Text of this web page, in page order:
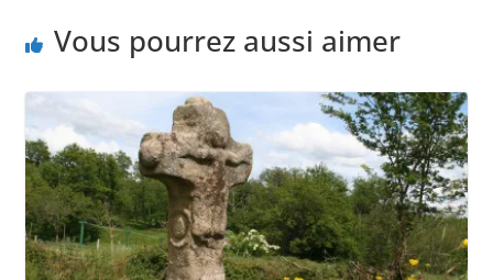
Vous pourrez aussi aimer